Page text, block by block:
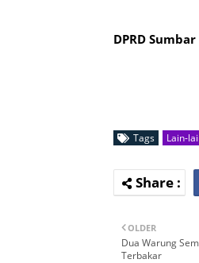
DPRD Sumbar
Tags Lain-
OLDER
Dua Warung
Terbakar